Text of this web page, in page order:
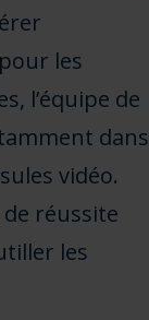
les
l’équipe de
dans
vidéo.
réussite
les